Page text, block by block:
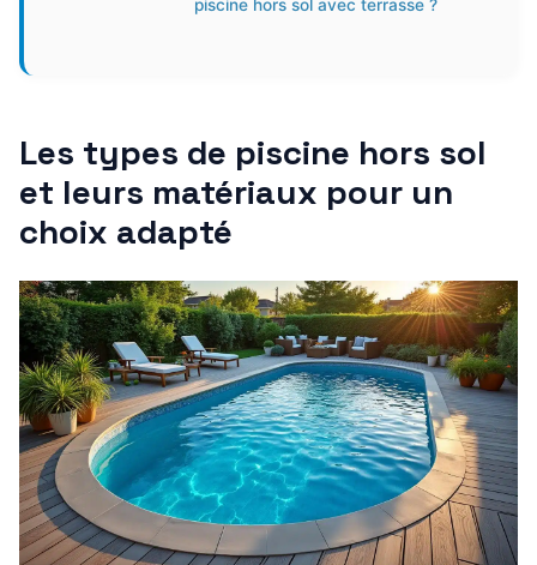
piscine hors sol avec terrasse ?
Les types de piscine hors sol
et leurs matériaux pour un
choix adapté